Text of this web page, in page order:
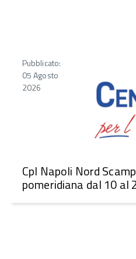
Pubblicato:
05 Agosto
2026
CpI Napoli Nord
pomeridiana dal 10 al